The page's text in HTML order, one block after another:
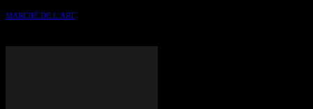
MARCHÉ DE L’ART